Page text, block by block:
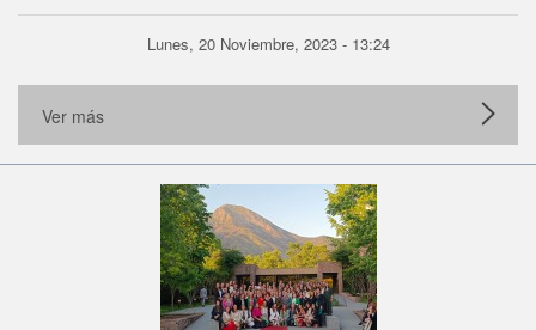
Lunes, 20 Noviembre, 2023 - 13:24
Ver más